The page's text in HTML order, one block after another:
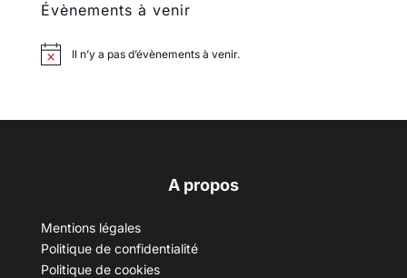
Évènements à venir
Il n’y a pas d’évènements à venir.
A propos
Mentions légales
Politique de confidentialité
Politique de cookies